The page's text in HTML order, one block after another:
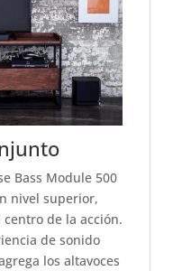
Bass Module 500
nivel superior,
de la acción.
de sonido
los altavoces